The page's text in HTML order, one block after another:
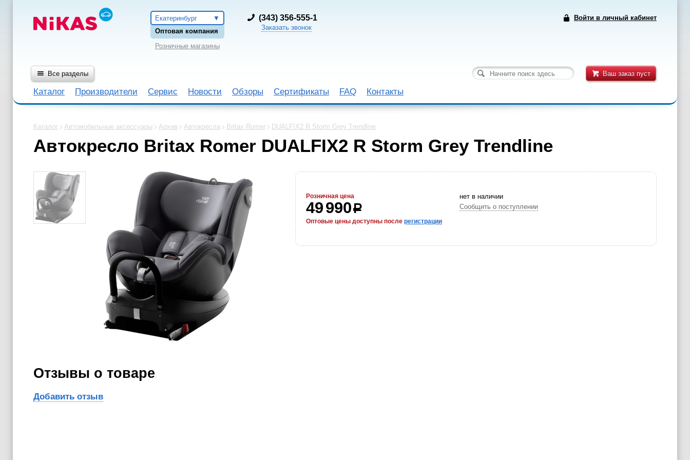
Войти в личный кабинет
Екатеринбург
Оптовая компания
Розничные магазины
(343) 356-555-1
Заказать звонок
Ваш заказ пуст
Все разделы
Каталог Производители Сервис Новости Обзоры Сертификаты FAQ Контакты
Каталог Автомобильные аксессуары Архив Автокресла Britax Romer DUALFIX2 R Storm Grey Trendline
Автокресло Britax Romer DUALFIX2 R Storm Grey Trendline
Розничная цена
49 990р
Оптовые цены доступны после регистрации
нет в наличии
Сообщить о поступлении
Отзывы о товаре
Добавить отзыв